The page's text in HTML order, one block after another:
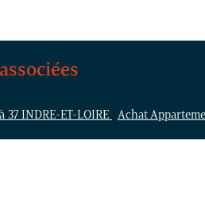
INDRE-ET-LOIRE Achat